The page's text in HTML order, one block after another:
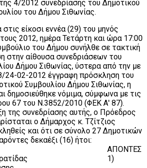
4/2012 συνεδρίασης του Δημοτικού
του Δήμου Σιθωνίας.
είκοσι εννέα (29) του μηνός
2012, ημέρα Τετάρτη και ώρα 17:00
του Δήμου συνήλθε σε τακτική
στην αίθουσα συνεδριάσεων του
Δήμου Σιθωνίας, ύστερα από την με
24-02-2012 έγγραφη πρόσκληση του
Συμβουλίου Δήμου Σιθωνίας, η
δημοσιεύθηκε νόμιμα, σύμφωνα με τις
67 του Ν.3852/2010 (ΦΕΚ Α' 87).
της συνεδρίασης αυτής, ο Πρόεδρος
ο Δήμαρχος κ. Τζίτζιος
και ότι σε σύνολο 27 Δημοτικών
δεκαέξι (16) ήτοι:
ΑΠΟΝΤΕΣ
Καλλικρατίδας 1)